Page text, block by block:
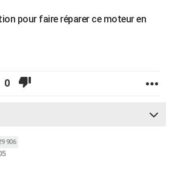
pour faire réparer ce moteur en
0
906